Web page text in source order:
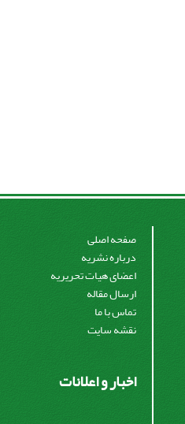
صفحه اصلی
درباره نشریه
اعضای هیات تحریریه
ارسال مقاله
تماس با ما
نقشه سایت
اخبار و اعلانات